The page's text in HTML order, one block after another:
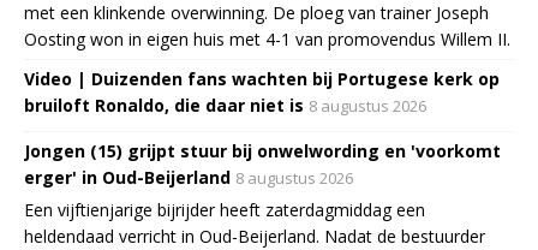
met een klinkende overwinning. De ploeg van trainer Joseph
Oosting won in eigen huis met 4-1 van promovendus Willem II.
Video | Duizenden fans wachten bij Portugese kerk op
bruiloft Ronaldo, die daar niet is 8 augustus 2026
Jongen (15) grijpt stuur bij onwelwording en 'voorkomt
erger' in Oud-Beijerland 8 augustus 2026
Een vijftienjarige bijrijder heeft zaterdagmiddag een
heldendaad verricht in Oud-Beijerland. Nadat de bestuurder